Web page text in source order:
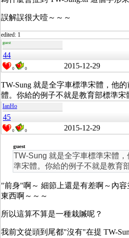
誤解誤很大噎～～～
edited: 1
guest
44
0 0 2015-12-29
TW-Sung 就是全字車標準宋體，他
體。你給的例子不就是教育部標準宋
IanHo
45
0 0 2015-12-29
guest
TW-Sung 就是全字車標準宋體
準宋體。你給的例子不就是教育
"前身"啊～ 細節上還是有差啊～內
東西啊～～～
所以這算不算是一種栽贓呢？
我前文從頭到尾都"沒有"在提 TW-